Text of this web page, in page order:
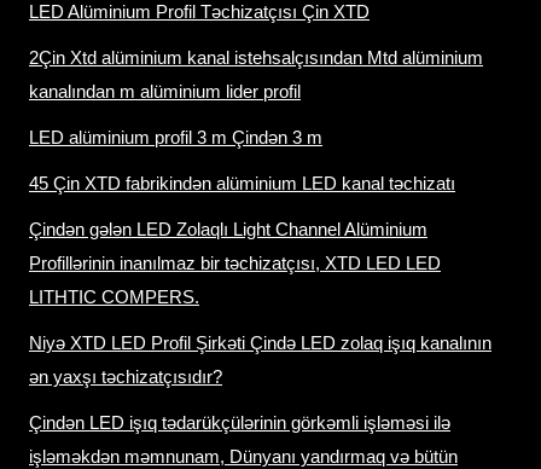
LED Alüminium Profil Təchizatçısı Çin XTD
2Çin Xtd alüminium kanal istehsalçısından Mtd alüminium
kanalından m alüminium lider profil
LED alüminium profil 3 m Çindən 3 m
45 Çin XTD fabrikindən alüminium LED kanal təchizatı
Çindən gələn LED Zolaqlı Light Channel Alüminium
Profillərinin inanılmaz bir təchizatçısı, XTD LED LED
LITHTIC COMPERS.
Niyə XTD LED Profil Şirkəti Çində LED zolaq işıq kanalının
ən yaxşı təchizatçısıdır?
Çindən LED işıq tədarükçülərinin görkəmli işləməsi ilə
işləməkdən məmnunam, Dünyanı yandırmaq və bütün